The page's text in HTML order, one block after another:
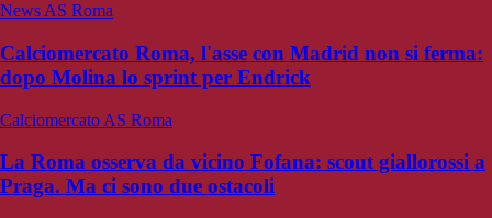
News AS Roma
Calciomercato Roma, l'asse con Madrid non si ferma:
dopo Molina lo sprint per Endrick
Calciomercato AS Roma
La Roma osserva da vicino Fofana: scout giallorossi a
Praga. Ma ci sono due ostacoli